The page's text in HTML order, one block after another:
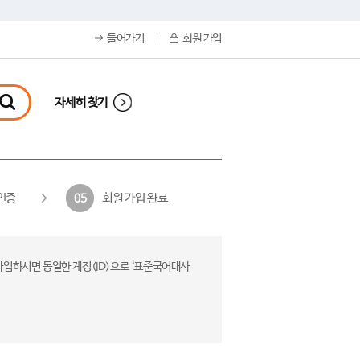
들어가기 회원 가입
자세히 찾기
증 05 회원 가입 완료
하시면 동일한 계정(ID)으로 ‘표준국어대사